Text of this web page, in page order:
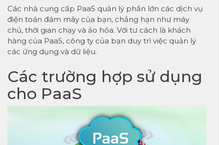
Các nhà cung cấp PaaS quản lý phần lớn các dịch vụ
điện toán đám mây của bạn, chẳng hạn như máy
chủ, thời gian chạy và ảo hóa. Với tư cách là khách
hàng của PaaS, công ty của bạn duy trì việc quản lý
các ứng dụng và dữ liệu.
Các trường hợp sử dụng
cho PaaS